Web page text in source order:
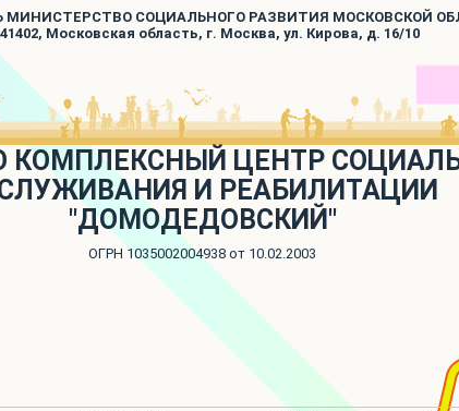
МИНИСТЕРСТВО СОЦИАЛЬНОГО РАЗВИТИЯ МОСКОВСКОЙ
Московская область, г. Москва, ул. Кирова, д. 16/10
КОМПЛЕКСНЫЙ ЦЕНТР
И РЕАБИЛИТАЦИИ
"ДОМОДЕДОВСКИЙ"
ОГРН 1035002004938 от 10.02.2003